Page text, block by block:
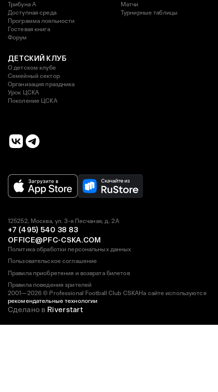
Трибуна А
Доступная среда
Программа лояльности
Гостевая книга
Форум
Матчи
Турнирные таблицы
ДЕТСКИЙ КЛУБ
О детском клубе
Семейный сектор
Организация праздника
Урок ЦСКА
Поколение ЦСКА
2001—2026 © Professional Football Club CSKAНа сайте используются
рекомендательные технологии
125252, Москва, ул. 3-я Песчаная, д. 2А
+7 (495) 540 38 83
OFFICE@PFC-CSKA.COM
Политика обработки персональных данных
Пользовательское соглашение
Правила приобретения и возврата билетов
Правила поведения зрителей
Сделано в Riverstart